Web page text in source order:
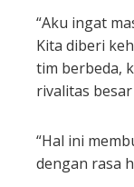
“Aku ingat
Kita diberi
tim berbeda,
rivalitas
“Hal ini
dengan rasa